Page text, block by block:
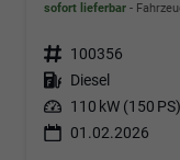
sofort lieferbar
Fahrzeugnr. 100356
Kraftstoff Diesel
Leistung 110 kW (150 PS)
01.02.2026